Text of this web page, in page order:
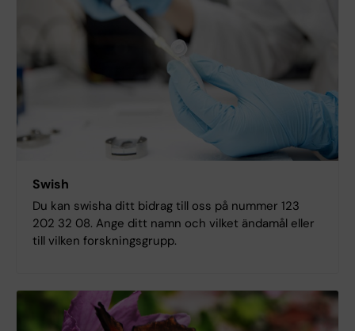
Swish
Du kan swisha ditt bidrag till oss på nummer 123
202 32 08. Ange ditt namn och vilket ändamål eller
till vilken forskningsgrupp.